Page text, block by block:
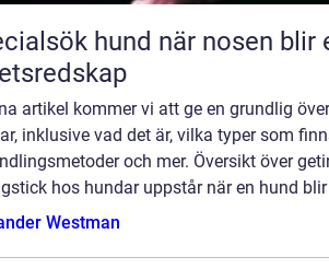
hund när nosen blir ett avancerat
artikel kommer vi att ge en grundlig
inklusive vad det är, vilka typer som
och mer. Översikt över
hos hundar uppstår när en hund blir
Westman